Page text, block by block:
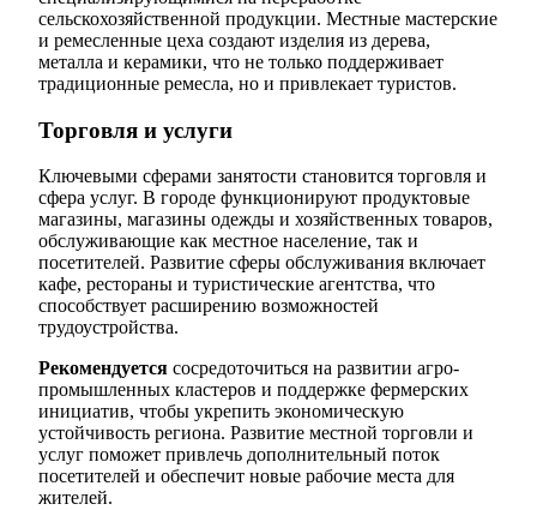
сельскохозяйственной продукции. Местные мастерские
и ремесленные цеха создают изделия из дерева,
металла и керамики, что не только поддерживает
традиционные ремесла, но и привлекает туристов.
Торговля и услуги
Ключевыми сферами занятости становится торговля и
сфера услуг. В городе функционируют продуктовые
магазины, магазины одежды и хозяйственных товаров,
обслуживающие как местное население, так и
посетителей. Развитие сферы обслуживания включает
кафе, рестораны и туристические агентства, что
способствует расширению возможностей
трудоустройства.
Рекомендуется сосредоточиться на развитии агро-
промышленных кластеров и поддержке фермерских
инициатив, чтобы укрепить экономическую
устойчивость региона. Развитие местной торговли и
услуг поможет привлечь дополнительный поток
посетителей и обеспечит новые рабочие места для
жителей.